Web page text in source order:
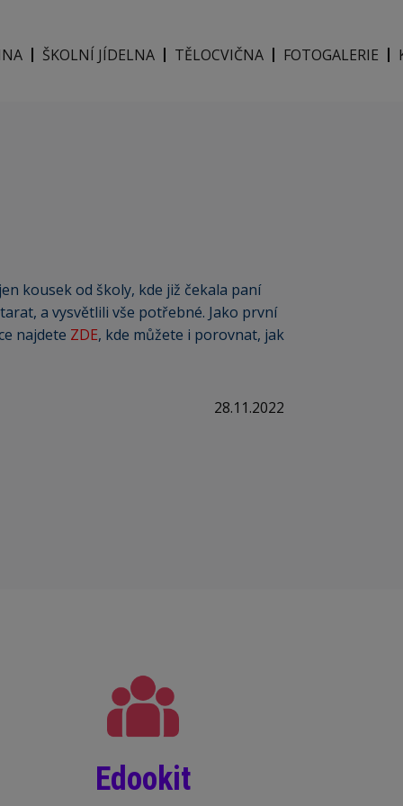
ŠKOLNÍ JÍDELNA TĚLOCVIČNA FOTOGALERIE
kousek od školy, kde již čekala paní
a vysvětlili vše potřebné. Jako první
najdete ZDE, kde můžete i porovnat, jak
28.11.2022
Edookit